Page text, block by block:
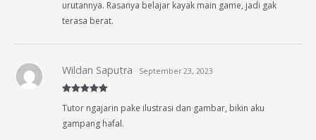
urutannya. Rasanya belajar kayak main game, jadi gak
terasa berat.
of 5
Wildan Saputra September 23, 2023
Tutor ngajarin pake ilustrasi dan gambar, bikin aku
gampang hafal.